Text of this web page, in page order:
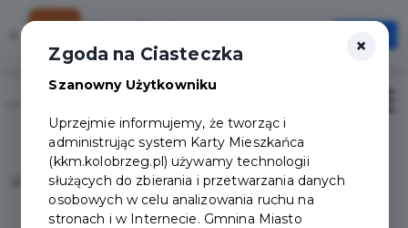
Szybciej, wygodniej, zawsze pod ręką
Otwórz
Logowanie/Rejestracja
Home Lista aktualności Badania markerów nowotworowych
×
Zgoda na Ciasteczka
Szanowny Użytkowniku
Uprzejmie informujemy, że tworząc i
administrując system Karty Mieszkańca
(kkm.kolobrzeg.pl) używamy technologii
służących do zbierania i przetwarzania danych
osobowych w celu analizowania ruchu na
stronach i w Internecie. Gmnina Miasto